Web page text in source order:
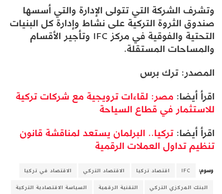
وتشرف الشركة التي تتولى الإدارة والتي أسسها
صندوق الثروة التركية على نشاط وإدارة كل البنيات
التحتية والفوقية في مركز IFC وتأجير الأقسام
والمساحات المستقلة.
المصدر: ترك برس
اقرأ أيضا:مصر: لقاءات ترويجية مع شركات تركية
للاستثمار في قطاع السياحة
اقرأ أيضا:تركيا.. البرلمان يستعد لمناقشة قانون
تنظيم تداول العملات الرقمية
وسوم: IFC اقتصاد تركيا الاقتصاد التركي
الاقتصاد في تركيا
البنك المركزي التركي
التقنية الرقمية السياسة الاقتصادية التركية